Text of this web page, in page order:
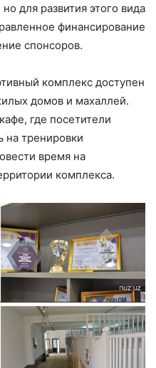
для развития этого вида
финансирование
спонсоров.
комплекс доступен
домов и махаллей.
где посетители
на тренировки
время на
комплекса.